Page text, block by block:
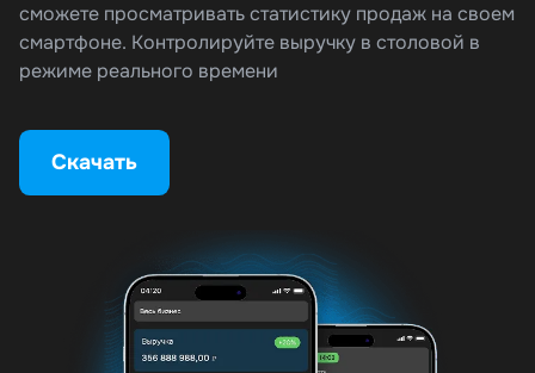
сможете просматривать статистику продаж на своем
смартфоне. Контролируйте выручку в столовой в
режиме реального времени
Скачать